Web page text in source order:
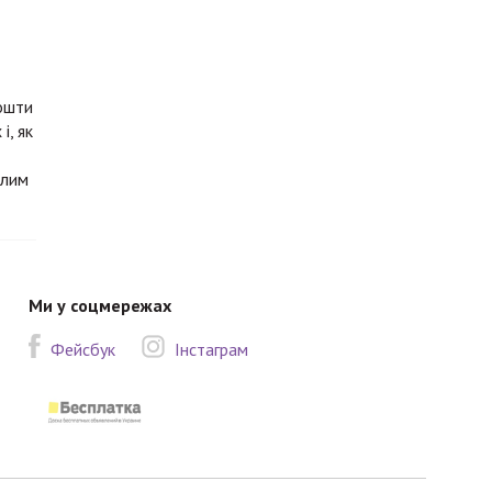
як
Ми у соцмережах
Фейсбук
Інстаграм